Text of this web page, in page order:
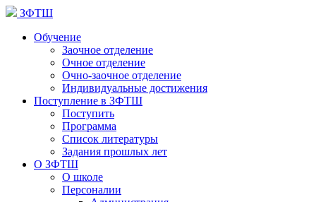
ЗФТШ
Обучение
Заочное отделение
Очное отделение
Очно-заочное отделение
Индивидуальные достижения
Поступление в ЗФТШ
Поступить
Программа
Список литературы
Задания прошлых лет
О ЗФТШ
О школе
Персоналии